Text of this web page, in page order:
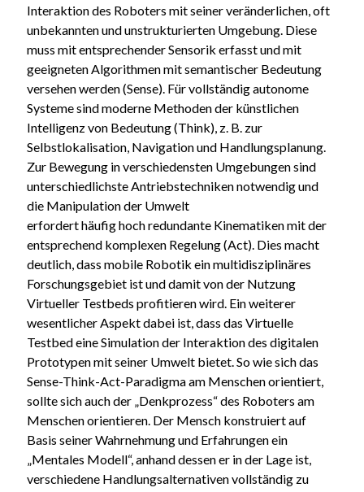
Interaktion des Roboters mit seiner veränderlichen, oft
unbekannten und unstrukturierten Umgebung. Diese
muss mit entsprechender Sensorik erfasst und mit
geeigneten Algorithmen mit semantischer Bedeutung
versehen werden (Sense). Für vollständig autonome
Systeme sind moderne Methoden der künstlichen
Intelligenz von Bedeutung (Think), z. B. zur
Selbstlokalisation, Navigation und Handlungsplanung.
Zur Bewegung in verschiedensten Umgebungen sind
unterschiedlichste Antriebstechniken notwendig und
die Manipulation der Umwelt
erfordert häufig hoch redundante Kinematiken mit der
entsprechend komplexen Regelung (Act). Dies macht
deutlich, dass mobile Robotik ein multidisziplinäres
Forschungsgebiet ist und damit von der Nutzung
Virtueller Testbeds profitieren wird. Ein weiterer
wesentlicher Aspekt dabei ist, dass das Virtuelle
Testbed eine Simulation der Interaktion des digitalen
Prototypen mit seiner Umwelt bietet. So wie sich das
Sense-Think-Act-Paradigma am Menschen orientiert,
sollte sich auch der „Denkprozess“ des Roboters am
Menschen orientieren. Der Mensch konstruiert auf
Basis seiner Wahrnehmung und Erfahrungen ein
„Mentales Modell“, anhand dessen er in der Lage ist,
verschiedene Handlungsalternativen vollständig zu